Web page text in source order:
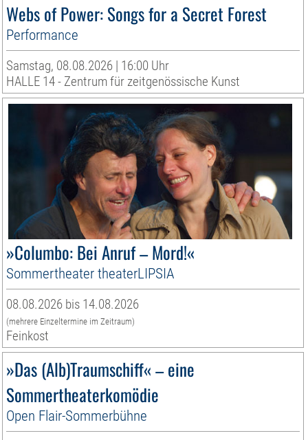
Webs of Power: Songs for a Secret Forest
Performance
Samstag, 08.08.2026 | 16:00 Uhr
HALLE 14 - Zentrum für zeitgenössische Kunst
»Columbo: Bei Anruf – Mord!«
Sommertheater theaterLIPSIA
08.08.2026 bis 14.08.2026
(mehrere Einzeltermine im Zeitraum)
Feinkost
»Das (Alb)Traumschiff« – eine
Sommertheaterkomödie
Open Flair-Sommerbühne